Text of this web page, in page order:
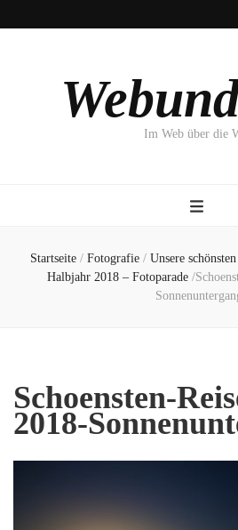
Im Web über die
Startseite / Fotografie / Unsere
Halbjahr 2018 – Fotoparade /
Schoensten-
2018-